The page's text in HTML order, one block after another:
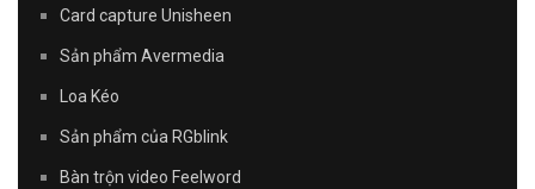
Card capture Unisheen
Sản phẩm Avermedia
Loa Kéo
Sản phẩm của RGblink
Bàn trộn video Feelword